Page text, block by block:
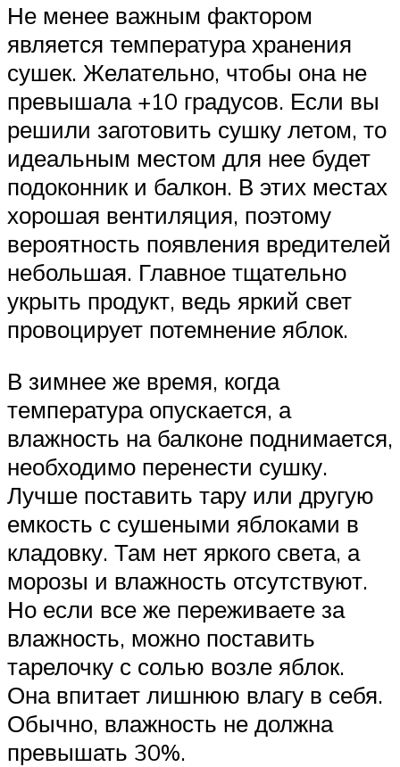
Не менее важным фактором
является температура хранения
сушек. Желательно, чтобы она не
превышала +10 градусов. Если вы
решили заготовить сушку летом, то
идеальным местом для нее будет
подоконник и балкон. В этих местах
хорошая вентиляция, поэтому
вероятность появления вредителей
небольшая. Главное тщательно
укрыть продукт, ведь яркий свет
провоцирует потемнение яблок.
В зимнее же время, когда
температура опускается, а
влажность на балконе поднимается,
необходимо перенести сушку.
Лучше поставить тару или другую
емкость с сушеными яблоками в
кладовку. Там нет яркого света, а
морозы и влажность отсутствуют.
Но если все же переживаете за
влажность, можно поставить
тарелочку с солью возле яблок.
Она впитает лишнюю влагу в себя.
Обычно, влажность не должна
превышать 30%.